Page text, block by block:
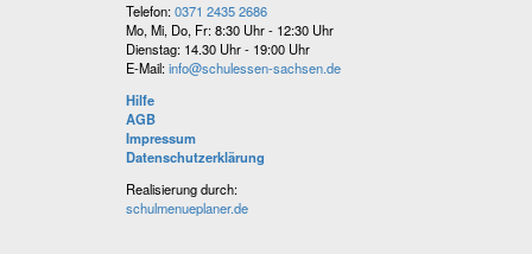
Telefon:0371 2435 2686
Mo, Mi, Do, Fr: 8:30 Uhr - 12:30 Uhr
Dienstag: 14.30 Uhr - 19:00 Uhr
E-Mail:info@schulessen-sachsen.de
Hilfe
AGB
Impressum
Datenschutzerklärung
Realisierung durch:
schulmenueplaner.de